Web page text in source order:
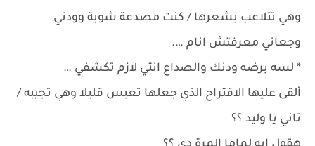
وهي تتلاعب بشعرها / كنت مصدعة شوية وودني
وجعاني معرفتش انام ….
* لسه برضه ودنك والصداع انتي لازم تكشفي …
ألقى عليها الاقتراح الذي جعلها تعبس قليلا وهي تجيبه /
تاني يا وليد ؟؟